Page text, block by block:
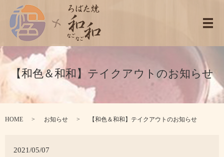
メ
【和色＆和和】テイクアウトのお知らせ
HOME お知らせ 【和色＆和和】テイクアウトのお知らせ
2021/05/07